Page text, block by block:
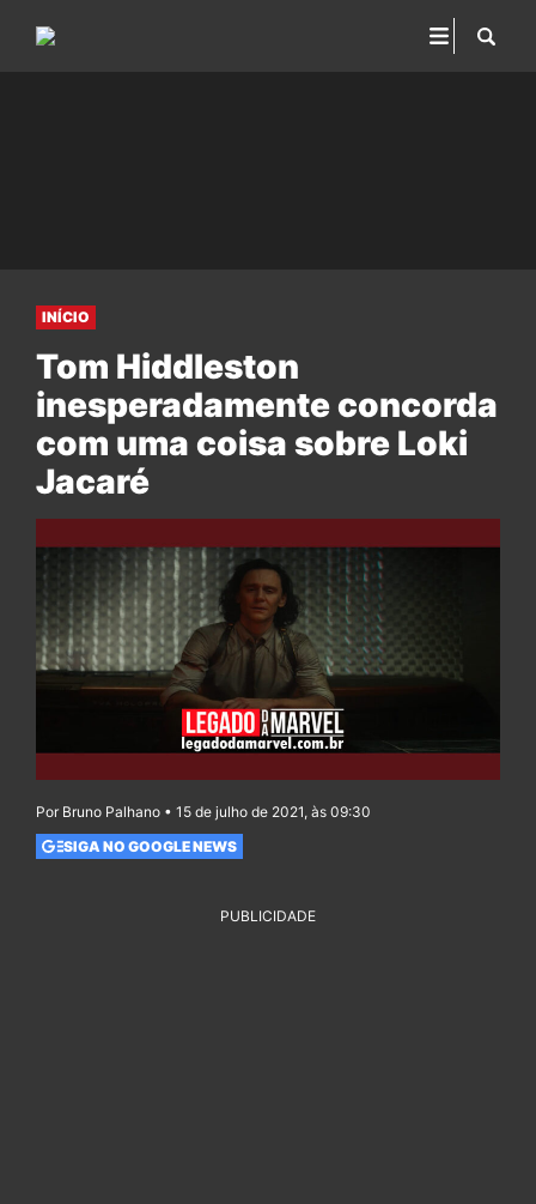
INÍCIO
Tom Hiddleston
inesperadamente concorda
com uma coisa sobre Loki
Jacaré
Por Bruno Palhano • 15 de julho de 2021, às 09:30
SIGA NO GOOGLE NEWS
PUBLICIDADE